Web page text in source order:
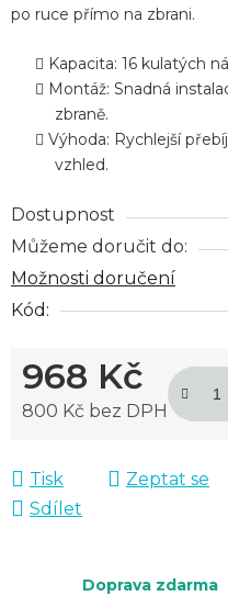
po ruce přímo na zbrani.
Kapacita: 16 kulatých
Montáž: Snadná
zbraně.
Výhoda: Rychlejší
vzhled.
Dostupnost
Můžeme doručit do:
Možnosti doručení
Kód:
968 Kč
800 Kč bez DPH
Tisk Zeptat se
Sdílet
Doprava zdarma